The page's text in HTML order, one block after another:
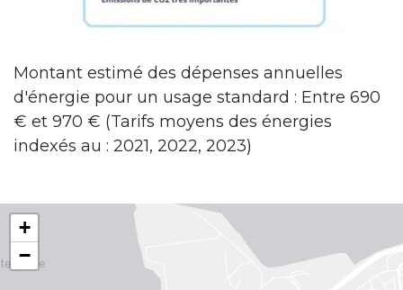
Montant estimé des dépenses annuelles
d'énergie pour un usage standard : Entre 690
€ et 970 € (Tarifs moyens des énergies
indexés au : 2021, 2022, 2023)
+
−